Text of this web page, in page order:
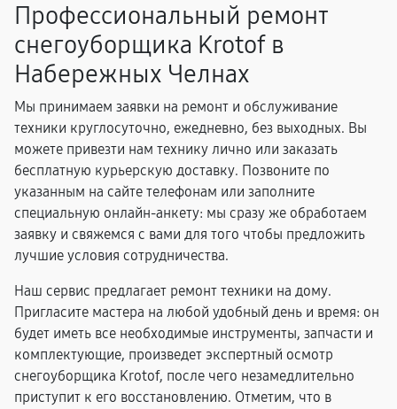
Профессиональный ремонт
снегоуборщика Krotof в
Набережных Челнах
Мы принимаем заявки на ремонт и обслуживание
техники круглосуточно, ежедневно, без выходных. Вы
можете привезти нам технику лично или заказать
бесплатную курьерскую доставку. Позвоните по
указанным на сайте телефонам или заполните
специальную онлайн-анкету: мы сразу же обработаем
заявку и свяжемся с вами для того чтобы предложить
лучшие условия сотрудничества.
Наш сервис предлагает ремонт техники на дому.
Пригласите мастера на любой удобный день и время: он
будет иметь все необходимые инструменты, запчасти и
комплектующие, произведет экспертный осмотр
снегоуборщика Krotof, после чего незамедлительно
приступит к его восстановлению. Отметим, что в